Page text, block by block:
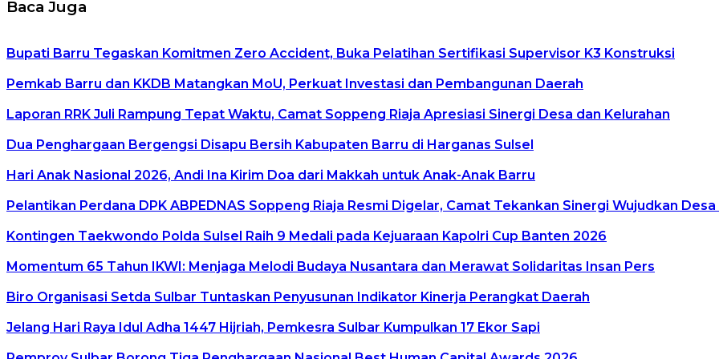
Baca Juga
Bupati Barru Tegaskan Komitmen Zero Accident, Buka Pelatihan Sertifikasi Supervisor K3 Konstruksi
Pemkab Barru dan KKDB Matangkan MoU, Perkuat Investasi dan Pembangunan Daerah
Laporan RRK Juli Rampung Tepat Waktu, Camat Soppeng Riaja Apresiasi Sinergi Desa dan Kelurahan
Dua Penghargaan Bergengsi Disapu Bersih Kabupaten Barru di Harganas Sulsel
Hari Anak Nasional 2026, Andi Ina Kirim Doa dari Makkah untuk Anak-Anak Barru
Pelantikan Perdana DPK ABPEDNAS Soppeng Riaja Resmi Digelar, Camat Tekankan Sinergi Wujudkan Desa
Kontingen Taekwondo Polda Sulsel Raih 9 Medali pada Kejuaraan Kapolri Cup Banten 2026
Momentum 65 Tahun IKWI: Menjaga Melodi Budaya Nusantara dan Merawat Solidaritas Insan Pers
Biro Organisasi Setda Sulbar Tuntaskan Penyusunan Indikator Kinerja Perangkat Daerah
Jelang Hari Raya Idul Adha 1447 Hijriah, Pemkesra Sulbar Kumpulkan 17 Ekor Sapi